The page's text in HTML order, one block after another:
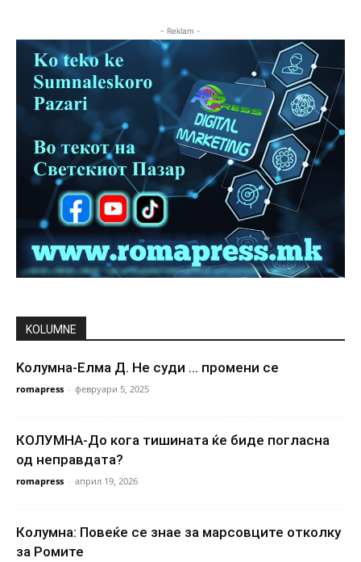
- Reklam -
KOLUMNE
Kолумна-Елма Д. Не суди … промени се
romapress - февруари 5, 2025
КОЛУМНА-До кога тишината ќе биде погласна
од неправдата?
romapress - април 19, 2026
Колумна: Повеќе се знае за марсовците отколку
за Ромите